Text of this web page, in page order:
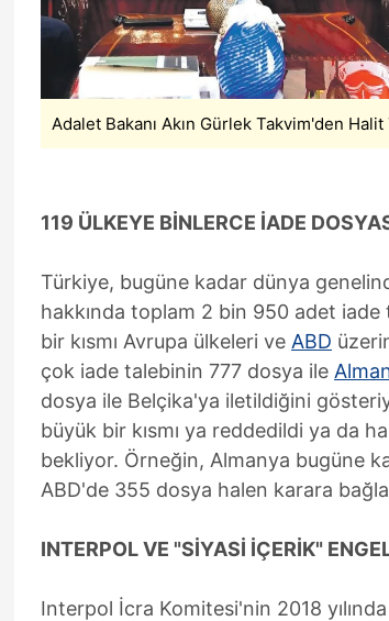
butonuna tıklayabilir,Çerez
6698 sayılı Kişisel Verilerin Korunması
mevzuata uygun olarak kullanılan
Adalet Bakanı Akın Gürlek Takvim'den
119 ÜLKEYE BİNLERCE İADE
Türkiye, bugüne kadar dünya
hakkında toplam 2 bin 950 adet iade
bir kısmı Avrupa ülkeleri ve ABD
çok iade talebinin 777 dosya ile
dosya ile Belçika'ya iletildiğini
büyük bir kısmı ya reddedildi ya da
bekliyor. Örneğin, Almanya bugüne
ABD'de 355 dosya halen karara
INTERPOL VE "SİYASİ İÇERİK"
Interpol İcra Komitesi'nin 2018